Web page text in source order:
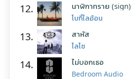
12. นาฬิกาทราย (sign)
โบกี้ไลอ้อน
13. สาหัส
โลโซ
14. ไม่บอกเธอ
Bedroom Audio